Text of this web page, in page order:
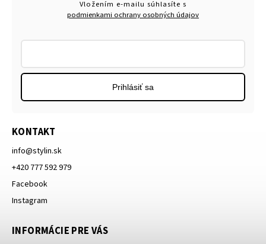
KONTAKT
info@stylin.sk
+420 777 592 979
Facebook
Instagram
INFORMÁCIE PRE VÁS
Vložením e-mailu súhlasíte s
podmienkami ochrany osobných údajov
Prihlásiť sa